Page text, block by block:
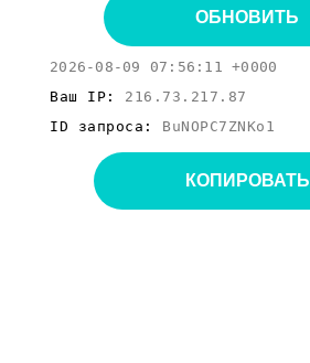
ОБНОВИТЬ
2026-08-09 07:56:11 +0000
Ваш IP: 216.73.217.87
ID запроса: BuNOPC7ZNKo1
КОПИРОВАТЬ